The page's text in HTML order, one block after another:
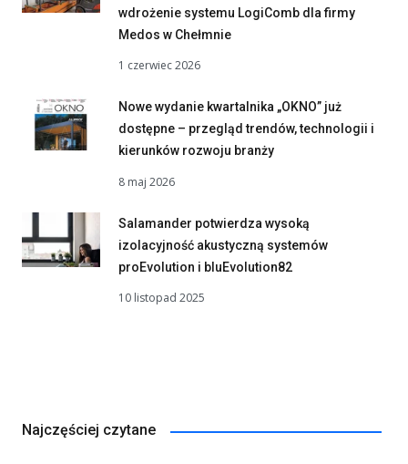
wdrożenie systemu LogiComb dla firmy
Medos w Chełmnie
1 czerwiec 2026
Nowe wydanie kwartalnika „OKNO” już
dostępne – przegląd trendów, technologii i
kierunków rozwoju branży
8 maj 2026
Salamander potwierdza wysoką
izolacyjność akustyczną systemów
proEvolution i bluEvolution82
10 listopad 2025
Najczęściej czytane